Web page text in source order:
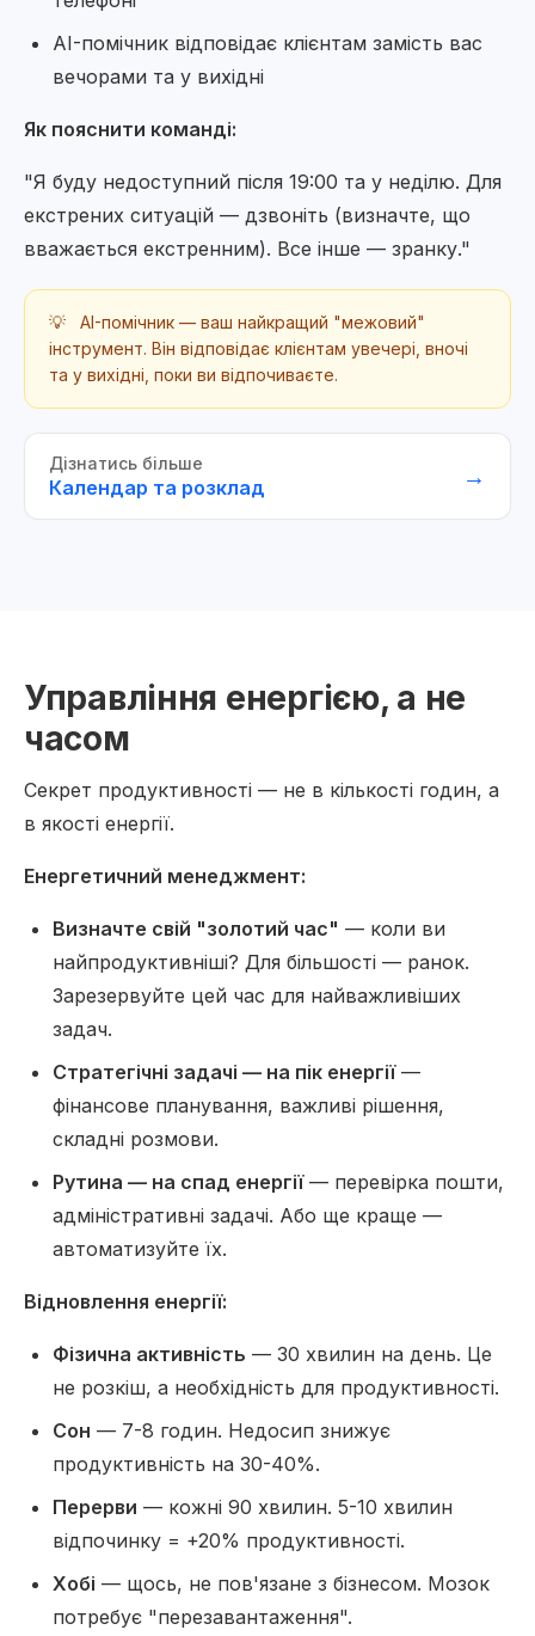
AI-помічник відповідає клієнтам замість вас
вечорами та у вихідні
Як пояснити команді:
"Я буду недоступний після 19:00 та у неділю. Для
екстрених ситуацій — дзвоніть (визначте, що
вважається екстренним). Все інше — зранку."
💡
AI-помічник — ваш найкращий "межовий"
інструмент. Він відповідає клієнтам увечері, вночі
та у вихідні, поки ви відпочиваєте.
Дізнатись більше
Календар та розклад →
Управління енергією, а не
часом
Секрет продуктивності — не в кількості годин, а
в якості енергії.
Енергетичний менеджмент:
Визначте свій "золотий час" — коли ви
найпродуктивніші? Для більшості — ранок.
Зарезервуйте цей час для найважливіших
задач.
Стратегічні задачі — на пік енергії—
фінансове планування, важливі рішення,
складні розмови.
Рутина — на спад енергії— перевірка пошти,
адміністративні задачі. Або ще краще —
автоматизуйте їх.
Відновлення енергії:
Фізична активність — 30 хвилин на день. Це
не розкіш, а необхідність для продуктивності.
Сон — 7-8 годин. Недосип знижує
продуктивність на 30-40%.
Перерви — кожні 90 хвилин. 5-10 хвилин
відпочинку = +20% продуктивності.
Хобі — щось, не пов'язане з бізнесом. Мозок
потребує "перезавантаження".